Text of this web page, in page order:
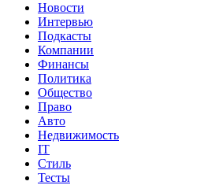
Новости
Интервью
Подкасты
Компании
Финансы
Политика
Общество
Право
Авто
Недвижимость
IT
Стиль
Тесты